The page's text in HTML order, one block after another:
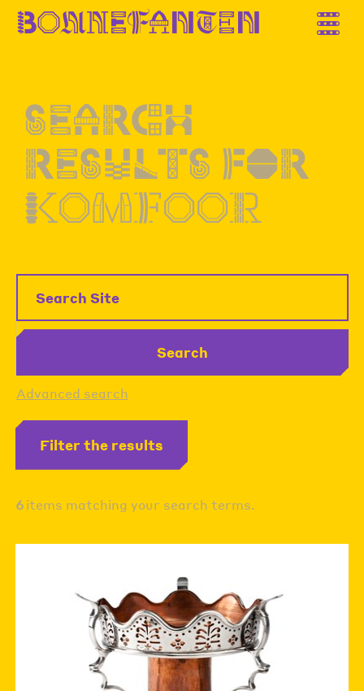
Bonnefanten
Search
results for
komfoor
Search
Advanced search
Filter the results
6items matching your search terms.